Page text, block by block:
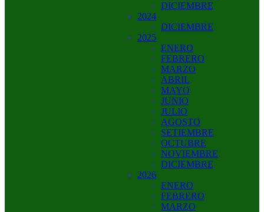
DICIEMBRE
2024
DICIEMBRE
2025
ENERO
FEBRERO
MARZO
ABRIL
MAYO
JUNIO
JULIO
AGOSTO
SETIEMBRE
OCTUBRE
NOVIEMBRE
DICIEMBRE
2026
ENERO
FEBRERO
MARZO